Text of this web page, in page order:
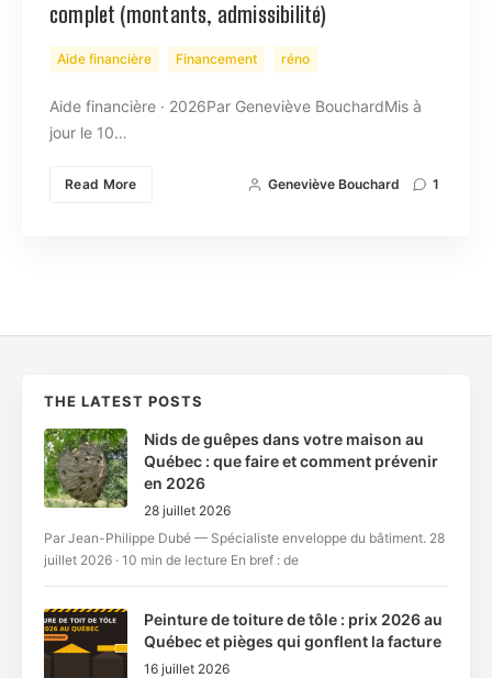
complet (montants, admissibilité)
Aide financière Financement réno
Aide financière · 2026Par Geneviève BouchardMis à
jour le 10…
Read More Geneviève Bouchard 1
THE LATEST POSTS
Nids de guêpes dans votre maison au
Québec : que faire et comment prévenir
en 2026
28 juillet 2026
Par Jean-Philippe Dubé — Spécialiste enveloppe du bâtiment. 28
juillet 2026 · 10 min de lecture En bref : de
Peinture de toiture de tôle : prix 2026 au
Québec et pièges qui gonflent la facture
16 juillet 2026